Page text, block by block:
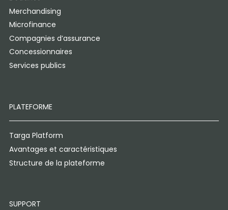
Merchandising
Microfinance
Compagnies d’assurance
Concessionnaires
Services publics
PLATEFORME
Targa Platform
Avantages et caractéristiques
Structure de la plateforme
SUPPORT